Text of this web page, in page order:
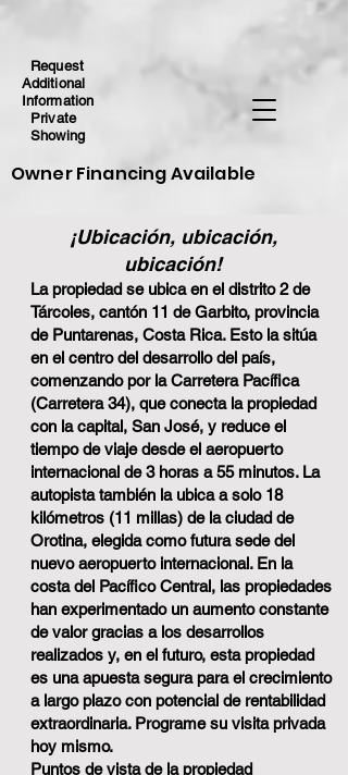
Owner Financing Available
¡Ubicación, ubicación,
ubicación!
La propiedad se ubica en el distrito 2 de
Tárcoles, cantón 11 de Garbito, provincia
de Puntarenas, Costa Rica. Esto la sitúa
en el centro del desarrollo del país,
comenzando por la Carretera Pacífica
(Carretera 34), que conecta la propiedad
con la capital, San José, y reduce el
tiempo de viaje desde el aeropuerto
internacional de 3 horas a 55 minutos. La
autopista también la ubica a solo 18
kilómetros (11 millas) de la ciudad de
Orotina, elegida como futura sede del
nuevo aeropuerto internacional. En la
costa del Pacífico Central, las propiedades
han experimentado un aumento constante
de valor gracias a los desarrollos
realizados y, en el futuro, esta propiedad
es una apuesta segura para el crecimiento
a largo plazo con potencial de rentabilidad
extraordinaria. Programe su visita privada
hoy mismo.
Puntos de vista de la propiedad